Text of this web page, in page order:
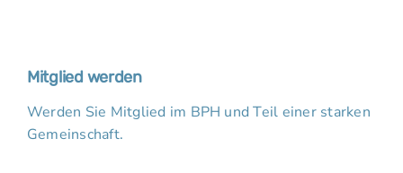
Mitglied werden
Werden Sie Mitglied im BPH und Teil einer starken
Gemeinschaft.